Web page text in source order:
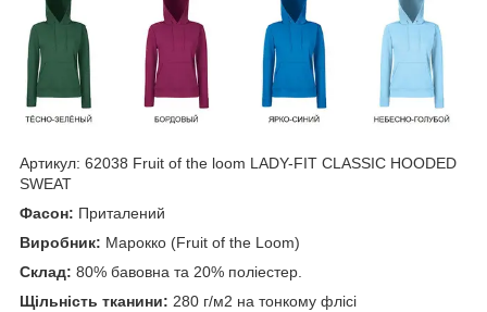
Артикул: 62038 Fruit of the loom LADY-FIT CLASSIC HOODED
SWEAT
Фасон: Приталений
Виробник: Марокко (Fruit of the Loom)
Склад: 80% бавовна та 20% поліестер.
Щільність тканини: 280 г/м2 на тонкому флісі